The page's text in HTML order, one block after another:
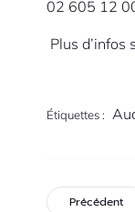
02 605 12
Plus d’infos
Étiquettes :
Précédent